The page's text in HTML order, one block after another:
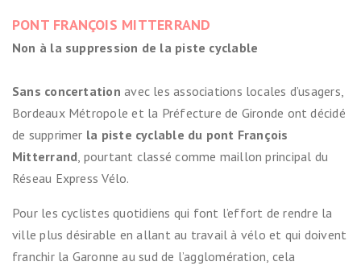
PONT FRANÇOIS MITTERRAND
Non à la suppression de la piste cyclable
Sans concertation avec les associations locales d’usagers,
Bordeaux Métropole et la Préfecture de Gironde ont décidé
de supprimer la piste cyclable du pont François
Mitterrand , pourtant classé comme maillon principal du
Réseau Express Vélo.
Pour les cyclistes quotidiens qui font l’effort de rendre la
ville plus désirable en allant au travail à vélo et qui doivent
franchir la Garonne au sud de l’agglomération, cela